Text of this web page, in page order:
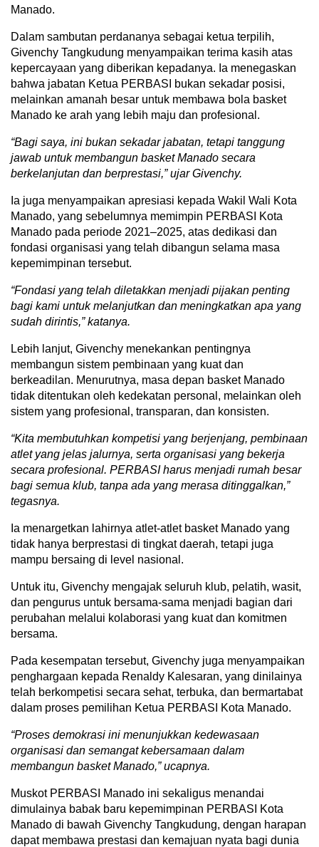
Manado.
Dalam sambutan perdananya sebagai ketua terpilih,
Givenchy Tangkudung menyampaikan terima kasih atas
kepercayaan yang diberikan kepadanya. Ia menegaskan
bahwa jabatan Ketua PERBASI bukan sekadar posisi,
melainkan amanah besar untuk membawa bola basket
Manado ke arah yang lebih maju dan profesional.
“Bagi saya, ini bukan sekadar jabatan, tetapi tanggung
jawab untuk membangun basket Manado secara
berkelanjutan dan berprestasi,” ujar Givenchy.
Ia juga menyampaikan apresiasi kepada Wakil Wali Kota
Manado, yang sebelumnya memimpin PERBASI Kota
Manado pada periode 2021–2025, atas dedikasi dan
fondasi organisasi yang telah dibangun selama masa
kepemimpinan tersebut.
“Fondasi yang telah diletakkan menjadi pijakan penting
bagi kami untuk melanjutkan dan meningkatkan apa yang
sudah dirintis,” katanya.
Lebih lanjut, Givenchy menekankan pentingnya
membangun sistem pembinaan yang kuat dan
berkeadilan. Menurutnya, masa depan basket Manado
tidak ditentukan oleh kedekatan personal, melainkan oleh
sistem yang profesional, transparan, dan konsisten.
“Kita membutuhkan kompetisi yang berjenjang, pembinaan
atlet yang jelas jalurnya, serta organisasi yang bekerja
secara profesional. PERBASI harus menjadi rumah besar
bagi semua klub, tanpa ada yang merasa ditinggalkan,”
tegasnya.
Ia menargetkan lahirnya atlet-atlet basket Manado yang
tidak hanya berprestasi di tingkat daerah, tetapi juga
mampu bersaing di level nasional.
Untuk itu, Givenchy mengajak seluruh klub, pelatih, wasit,
dan pengurus untuk bersama-sama menjadi bagian dari
perubahan melalui kolaborasi yang kuat dan komitmen
bersama.
Pada kesempatan tersebut, Givenchy juga menyampaikan
penghargaan kepada Renaldy Kalesaran, yang dinilainya
telah berkompetisi secara sehat, terbuka, dan bermartabat
dalam proses pemilihan Ketua PERBASI Kota Manado.
“Proses demokrasi ini menunjukkan kedewasaan
organisasi dan semangat kebersamaan dalam
membangun basket Manado,” ucapnya.
Muskot PERBASI Manado ini sekaligus menandai
dimulainya babak baru kepemimpinan PERBASI Kota
Manado di bawah Givenchy Tangkudung, dengan harapan
dapat membawa prestasi dan kemajuan nyata bagi dunia